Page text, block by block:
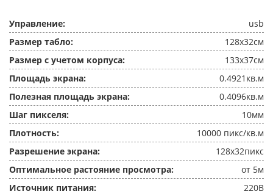
Управление:
usb
Размер табло:
128x32см
Размер с учетом корпуса:
133x37см
Площадь экрана:
0.4921кв.м
Полезная площадь экрана:
0.4096кв.м
Шаг пикселя:
10мм
Плотность:
10000 пикс/кв.м
Разрешение экрана:
128x32пикс
Оптимальное растояние просмотра:
от 5м
Источник питания:
220В